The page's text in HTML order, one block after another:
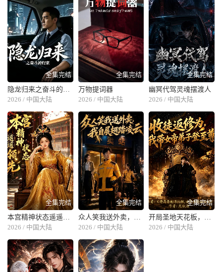
全集完结
2026 / 中国大陆
全集完结
万物提词器
2026 / 中国大陆
全集完结
幽冥代驾灵魂摆渡人
2026 / 中国大陆
全集完结
2026 / 中国大陆
全集完结
2026 / 中国大陆
全集完结
2026 / 中国大陆